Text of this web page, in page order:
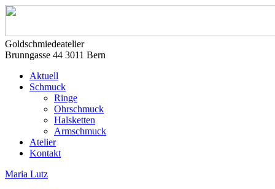
Goldschmiedeatelier
Brunngasse 44 3011 Bern
Aktuell
Schmuck
Ringe
Ohrschmuck
Halsketten
Armschmuck
Atelier
Kontakt
Maria Lutz